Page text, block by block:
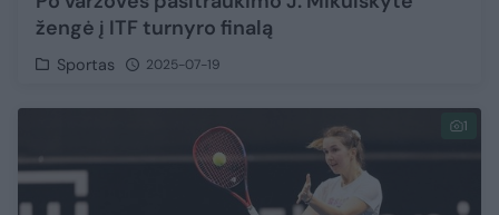
žengė į ITF turnyro finalą
Sportas 2025-07-19
1